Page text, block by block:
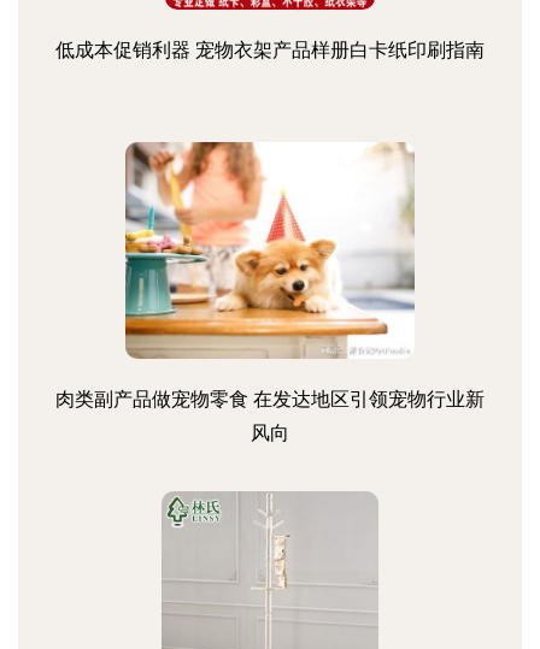
低成本促销利器 宠物衣架产品样册白卡纸印刷指南
肉类副产品做宠物零食 在发达地区引领宠物行业新
风向